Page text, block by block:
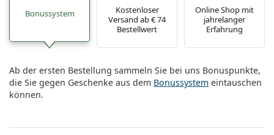
Bonussystem
Kostenloser
Versand ab € 74
Bestellwert
Online Shop mit
jahrelanger
Erfahrung
Ab der ersten Bestellung sammeln Sie bei uns Bonuspunkte,
die Sie gegen Geschenke aus dem Bonussystem eintauschen
können.